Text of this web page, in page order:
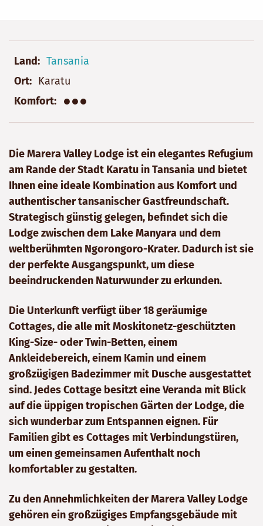
Land
Tansania
Ort
Karatu
Komfort
●●●
Die Marera Valley Lodge ist ein elegantes Refugium
am Rande der Stadt Karatu in Tansania und bietet
Ihnen eine ideale Kombination aus Komfort und
authentischer tansanischer Gastfreundschaft.
Strategisch günstig gelegen, befindet sich die
Lodge zwischen dem Lake Manyara und dem
weltberühmten Ngorongoro-Krater. Dadurch ist sie
der perfekte Ausgangspunkt, um diese
beeindruckenden Naturwunder zu erkunden.
Die Unterkunft verfügt über 18 geräumige
Cottages, die alle mit Moskitonetz-geschützten
King-Size- oder Twin-Betten, einem
Ankleidebereich, einem Kamin und einem
großzügigen Badezimmer mit Dusche ausgestattet
sind. Jedes Cottage besitzt eine Veranda mit Blick
auf die üppigen tropischen Gärten der Lodge, die
sich wunderbar zum Entspannen eignen. Für
Familien gibt es Cottages mit Verbindungstüren,
um einen gemeinsamen Aufenthalt noch
komfortabler zu gestalten.
Zu den Annehmlichkeiten der Marera Valley Lodge
gehören ein großzügiges Empfangsgebäude mit